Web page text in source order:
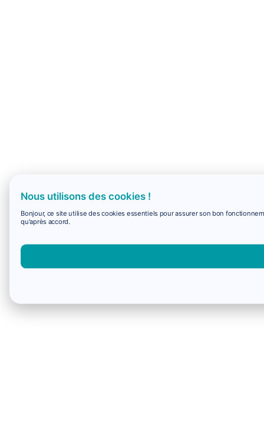
Nous utilisons des cookies !
Bonjour, ce site utilise des cookies essentiels pour assurer son bon
qu'après accord.